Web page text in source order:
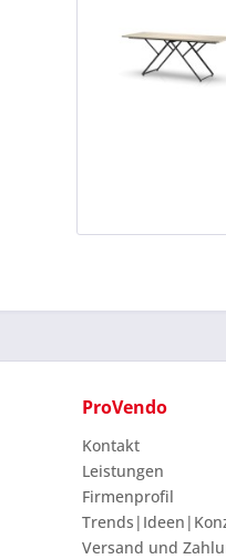
ProVendo
Kontakt
Leistungen
Firmenprofil
Versand und